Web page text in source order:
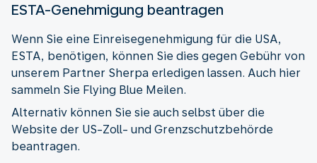
ESTA-Genehmigung beantragen
Wenn Sie eine Einreisegenehmigung für die USA,
ESTA, benötigen, können Sie dies gegen Gebühr von
unserem Partner Sherpa erledigen lassen. Auch hier
sammeln Sie Flying Blue Meilen.
Alternativ können Sie sie auch selbst über die
Website der US-Zoll- und Grenzschutzbehörde
beantragen.